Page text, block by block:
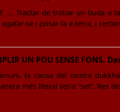
.... Tractar de trobar un buda
se i posar-la a terra, i
UN POU SENSE FONS.
la causa del nostre
més literal seria “set”.